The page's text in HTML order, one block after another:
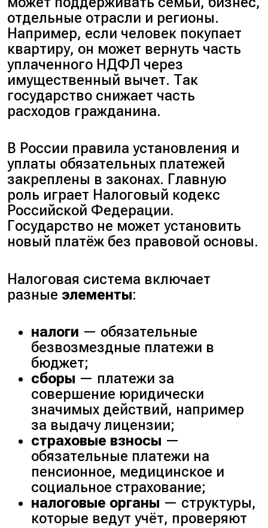
отдельные отрасли и регионы.
Например, если человек покупает
квартиру, он может вернуть часть
уплаченного НДФЛ через
имущественный вычет. Так
государство снижает часть
расходов гражданина.
В России правила установления и
уплаты обязательных платежей
закреплены в законах. Главную
роль играет Налоговый кодекс
Российской Федерации.
Государство не может установить
новый платёж без правовой основы.
Налоговая система включает
разные элементы:
налоги — обязательные
безвозмездные платежи в
бюджет;
сборы — платежи за
совершение юридически
значимых действий, например
за выдачу лицензии;
страховые взносы —
обязательные платежи на
пенсионное, медицинское и
социальное страхование;
налоговые органы — структуры,
которые ведут учёт, проверяют